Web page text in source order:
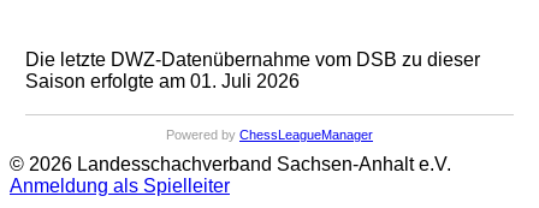
Die letzte DWZ-Datenübernahme vom DSB zu dieser
Saison erfolgte am 01. Juli 2026
Powered by ChessLeagueManager
© 2026 Landesschachverband Sachsen-Anhalt e.V.
Anmeldung als Spielleiter